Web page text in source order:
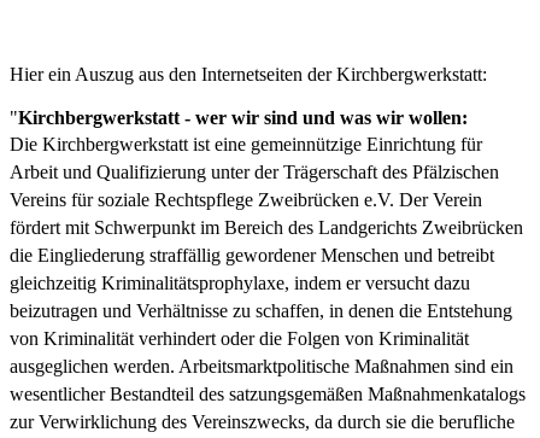
Hier ein Auszug aus den Internetseiten der Kirchbergwerkstatt:
"Kirchbergwerkstatt - wer wir sind und was wir wollen:
Die Kirchbergwerkstatt ist eine gemeinnützige Einrichtung für
Arbeit und Qualifizierung unter der Trägerschaft des Pfälzischen
Vereins für soziale Rechtspflege Zweibrücken e.V. Der Verein
fördert mit Schwerpunkt im Bereich des Landgerichts Zweibrücken
die Eingliederung straffällig gewordener Menschen und betreibt
gleichzeitig Kriminalitätsprophylaxe, indem er versucht dazu
beizutragen und Verhältnisse zu schaffen, in denen die Entstehung
von Kriminalität verhindert oder die Folgen von Kriminalität
ausgeglichen werden. Arbeitsmarktpolitische Maßnahmen sind ein
wesentlicher Bestandteil des satzungsgemäßen Maßnahmenkatalogs
zur Verwirklichung des Vereinszwecks, da durch sie die berufliche